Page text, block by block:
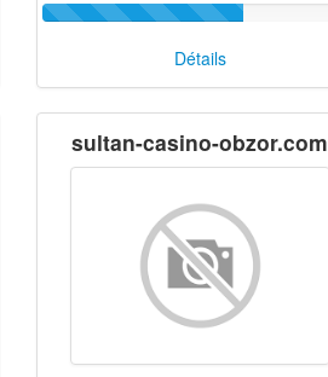
Détails
sultan-casino-obzor.com